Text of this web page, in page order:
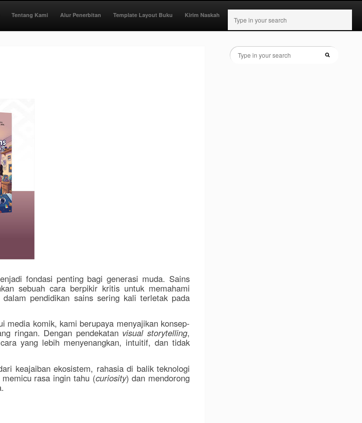
Tentang Kami Alur Penerbitan Template Layout Buku Kirim Naskah
fondasi penting bagi generasi muda. Sains
sebuah cara berpikir kritis untuk memahami
pendidikan sains sering kali terletak pada
media komik, kami berupaya menyajikan konsep-
ringan. Dengan pendekatan visual storytelling,
yang lebih menyenangkan, intuitif, dan tidak
keajaiban ekosistem, rahasia di balik teknologi
rasa ingin tahu (curiosity) dan mendorong